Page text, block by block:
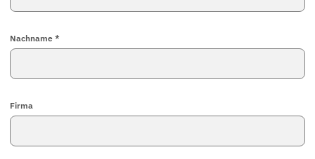
Nachname *
Firma